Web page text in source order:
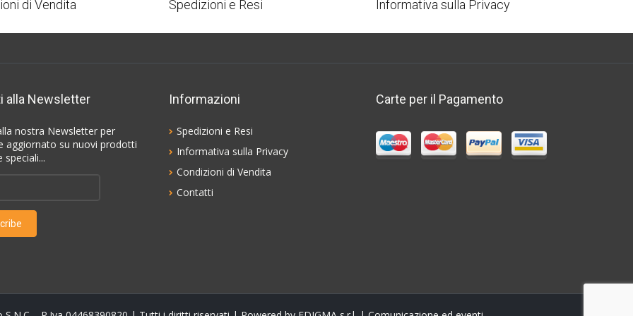
di Vendita Spedizioni e Resi Informativa sulla Privacy
alla Newsletter
nostra Newsletter per
aggiornato su nuovi prodotti
Informazioni
Spedizioni e Resi
Informativa sulla Privacy
Condizioni di Vendita
Contatti
Carte per il Pagamento